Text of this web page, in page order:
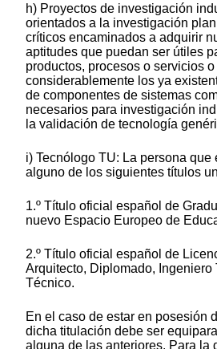
h) Proyectos de investigación
orientados a la investigación
críticos encaminados a adquirir
aptitudes que puedan ser útiles
productos, procesos o servicios
considerablemente los ya
de componentes de sistemas
necesarios para investigación
la validación de tecnología
i) Tecnólogo TU: La persona que
alguno de los siguientes títulos
1.º Título oficial español de
nuevo Espacio Europeo de
2.º Título oficial español de
Arquitecto, Diplomado, Ingeniero
Técnico.
En el caso de estar en posesión
dicha titulación debe ser
alguna de las anteriores. Para la